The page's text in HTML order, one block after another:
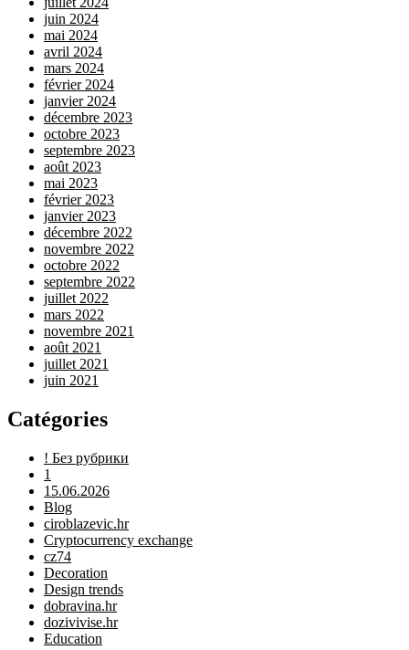
juin 2024
mai 2024
avril 2024
mars 2024
février 2024
janvier 2024
décembre 2023
octobre 2023
septembre 2023
août 2023
mai 2023
février 2023
janvier 2023
décembre 2022
novembre 2022
octobre 2022
septembre 2022
juillet 2022
mars 2022
novembre 2021
août 2021
juillet 2021
juin 2021
Catégories
! Без рубрики
1
15.06.2026
Blog
ciroblazevic.hr
Cryptocurrency exchange
cz74
Decoration
Design trends
dobravina.hr
dozivivise.hr
Education